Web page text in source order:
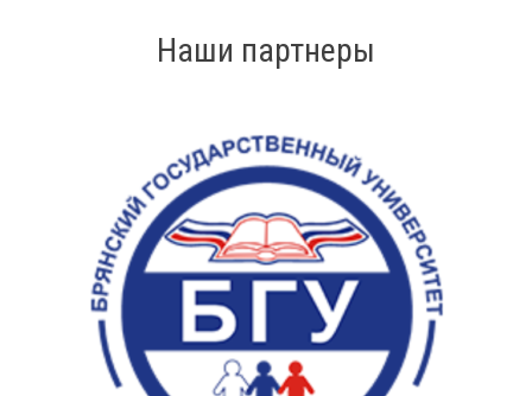
Наши партнеры